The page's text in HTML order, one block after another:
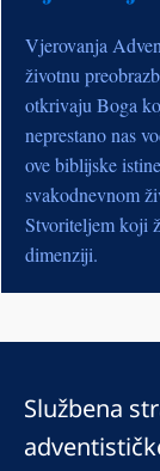
Vjerovanja
životnu
otkrivaju Boga
neprestano nas
ove biblijske
svakodnevnom
Stvoriteljem koji
dimenziji.
Službena